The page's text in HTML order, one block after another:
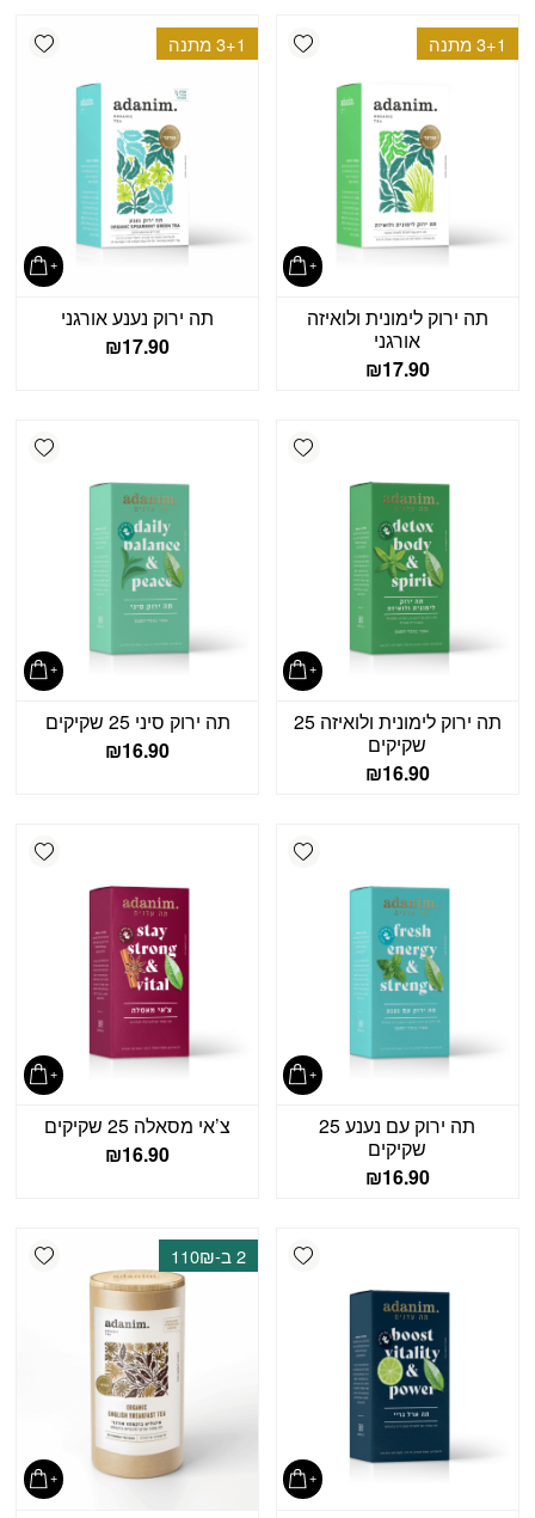
Add wishlist 3+1 מתנה
תה ירוק לימונית ולואיזה
אורגני
₪17.90
3+1 מתנה
תה ירוק נענע אורגני
₪17.90
Add wishlist
תה ירוק לימונית ולואיזה 25
שקיקים
₪16.90
תה ירוק סיני 25 שקיקים
₪16.90
Add wishlist
תה ירוק עם נענע 25
שקיקים
₪16.90
צ’אי מסאלה 25 שקיקים
₪16.90
Add wishlist
2 ב-110₪